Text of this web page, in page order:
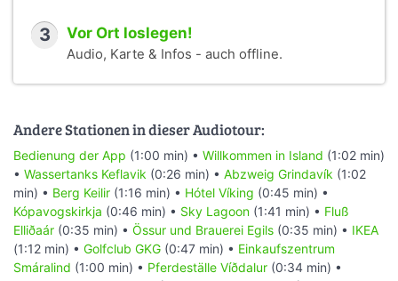
3 Vor Ort loslegen!
Audio, Karte & Infos - auch offline.
Andere Stationen in dieser Audiotour:
Bedienung der App (1:00 min) • Willkommen in Island (1:02 min)
• Wassertanks Keflavik (0:26 min) • Abzweig Grindavík (1:02
min) • Berg Keilir (1:16 min) • Hótel Víking (0:45 min) •
Kópavogskirkja (0:46 min) • Sky Lagoon (1:41 min) • Fluß
Elliðaár (0:35 min) • Össur und Brauerei Egils (0:35 min) • IKEA
(1:12 min) • Golfclub GKG (0:47 min) • Einkaufszentrum
Smáralind (1:00 min) • Pferdeställe Víðdalur (0:34 min) •